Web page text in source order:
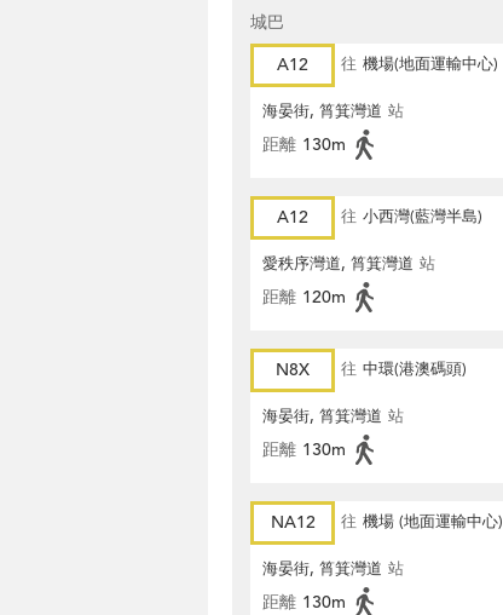
城巴
A12
往 機場(地面運輸中心)
海晏街, 筲箕灣道 站
距離 130m
A12 往 小西灣(藍灣半島)
愛秩序灣道, 筲箕灣道 站
距離 120m
N8X 往 中環(港澳碼頭)
海晏街, 筲箕灣道 站
距離 130m
NA12 往 機場 (地面運輸中心)
海晏街, 筲箕灣道 站
距離 130m